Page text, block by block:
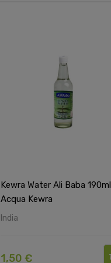
Kewra Water Ali Baba 190ml
Acqua Kewra
India
1,50 €